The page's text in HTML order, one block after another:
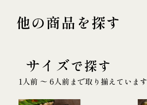
他の商品を探す
サイズで探す
1人前 〜 6人前まで取り揃えています